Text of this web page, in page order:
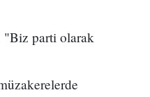
"Biz parti olarak